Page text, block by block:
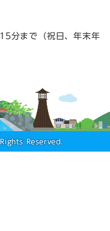
分まで（祝日、年末年
Reserved.